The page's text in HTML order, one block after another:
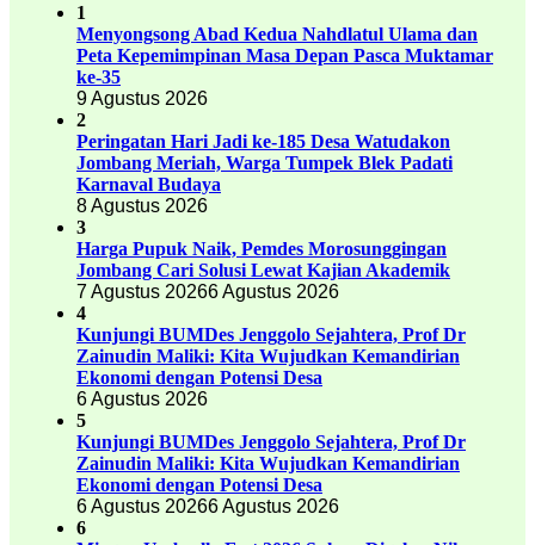
1
Menyongsong Abad Kedua Nahdlatul Ulama dan
Peta Kepemimpinan Masa Depan Pasca Muktamar
ke-35
9 Agustus 2026
2
Peringatan Hari Jadi ke-185 Desa Watudakon
Jombang Meriah, Warga Tumpek Blek Padati
Karnaval Budaya
8 Agustus 2026
3
Harga Pupuk Naik, Pemdes Morosunggingan
Jombang Cari Solusi Lewat Kajian Akademik
7 Agustus 20266 Agustus 2026
4
Kunjungi BUMDes Jenggolo Sejahtera, Prof Dr
Zainudin Maliki: Kita Wujudkan Kemandirian
Ekonomi dengan Potensi Desa
6 Agustus 2026
5
Kunjungi BUMDes Jenggolo Sejahtera, Prof Dr
Zainudin Maliki: Kita Wujudkan Kemandirian
Ekonomi dengan Potensi Desa
6 Agustus 20266 Agustus 2026
6